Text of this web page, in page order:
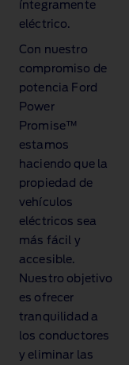
íntegramente
eléctrico.
Con nuestro
compromiso de
potencia Ford
Power
Promise™
estamos
haciendo que la
propiedad de
vehículos
eléctricos sea
más fácil y
accesible.
Nuestro objetivo
es ofrecer
tranquilidad a
los conductores
y eliminar las